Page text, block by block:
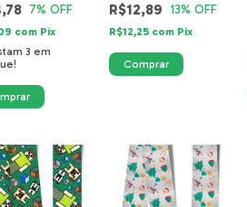
7% OFF
com Pix
3 em
R$12,89 13% OFF
R$12,25 com Pix